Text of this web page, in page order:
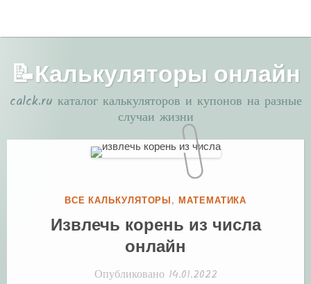
📝Калькуляторы онлайн
calck.ru каталог калькуляторов и купонов на разные
случаи жизни
Р
Б
ВСЕ КАЛЬКУЛЯТОРЫ , МАТЕМАТИКА
Извлечь корень из числа
онлайн
Опубликовано 14.01.2022